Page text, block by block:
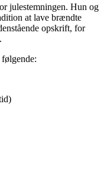
julestemningen. Hun og
at lave brændte
opskrift, for